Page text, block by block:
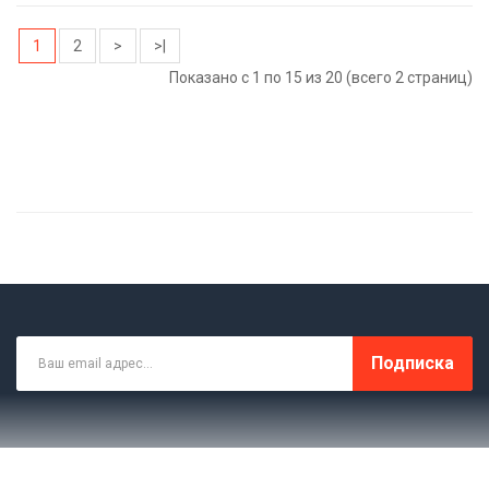
1 2 >
>|
Показано с 1 по 15 из 20 (всего 2 страниц)
Подписка